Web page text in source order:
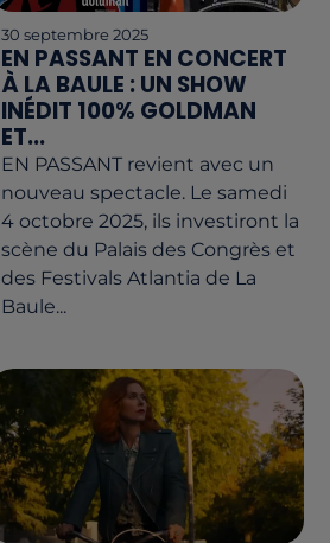
30 septembre 2025
EN PASSANT EN CONCERT
À LA BAULE : UN SHOW
INÉDIT 100% GOLDMAN
ET...
EN PASSANT revient avec un
nouveau spectacle. Le samedi
4 octobre 2025, ils investiront la
scène du Palais des Congrès et
des Festivals Atlantia de La
Baule...